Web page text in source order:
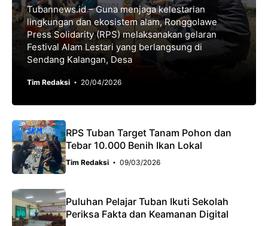
Tubannews.id – Guna menjaga kelestarian
lingkungan dan ekosistem alam, Ronggolawe
Press Solidarity (RPS) melaksanakan gelaran
Festival Alam Lestari yang berlangsung di
Sendang Kalangan, Desa
Tim Redaksi 20/04/2026
RPS Tuban Target Tanam Pohon dan
Tebar 10.000 Benih Ikan Lokal
Tim Redaksi 09/03/2026
Puluhan Pelajar Tuban Ikuti Sekolah
Periksa Fakta dan Keamanan Digital